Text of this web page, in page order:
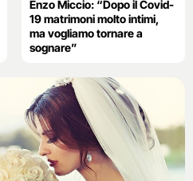
Enzo Miccio: “Dopo il Covid-
19 matrimoni molto intimi,
ma vogliamo tornare a
sognare”